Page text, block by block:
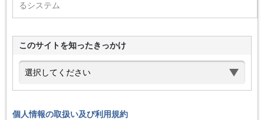
るシステム
このサイトを知ったきっかけ
個人情報の取扱い及び利用規約